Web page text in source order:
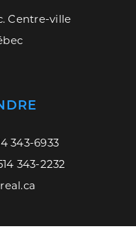
Centre-ville
343-6933
343-2232